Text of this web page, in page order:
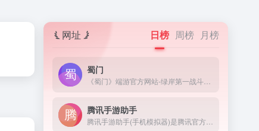
网址 日榜 周榜 月榜
蜀门
腾讯手游助手